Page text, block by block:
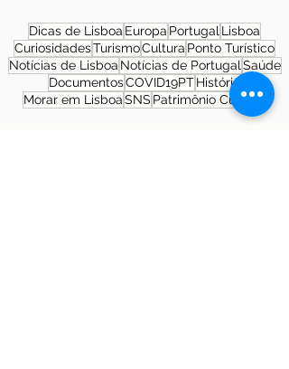
Dicas de Lisboa Europa Portugal Lisboa
CuriosidadesTurismoCultura Ponto Turístico
Notícias de Lisboa Notícias de Portugal Saúde
DocumentosCOVID19PTHistória
Morar em LisboaSNS Patrimônio Cultural